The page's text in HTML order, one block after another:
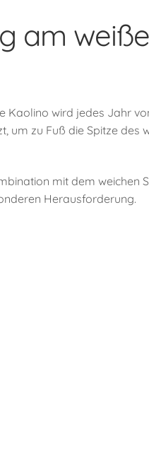
am
Kaolino wird jedes Jahr
um zu Fuß die Spitze des
mit dem weichen
Herausforderung.